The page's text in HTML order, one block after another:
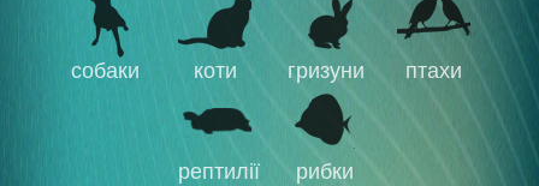
собаки коти гризуни птахи
рептилії рибки